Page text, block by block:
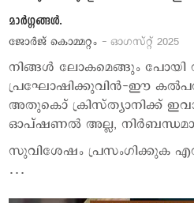
മാര്‍ഗ്ഗങ്ങള്‍.
ജോര്‍ജ് കൊമ്മറ്റം - ഓഗസ്റ്റ് 2025
നിങ്ങള്‍ ലോകമെങ്ങും
പ്രഘോഷിക്കുവിന്‍-ഈ കല്‍പന
അതുകൊ് ക്രിസ്ത്യാനിക്ക്
ഓപ്ഷണല്‍ അല്ല,
സുവിശേഷം പ്രസംഗിക്കുക
…